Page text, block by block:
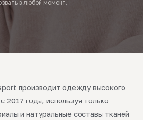
в любой момент.
производит одежду высокого
2017 года, используя только
и натуральные составы тканей